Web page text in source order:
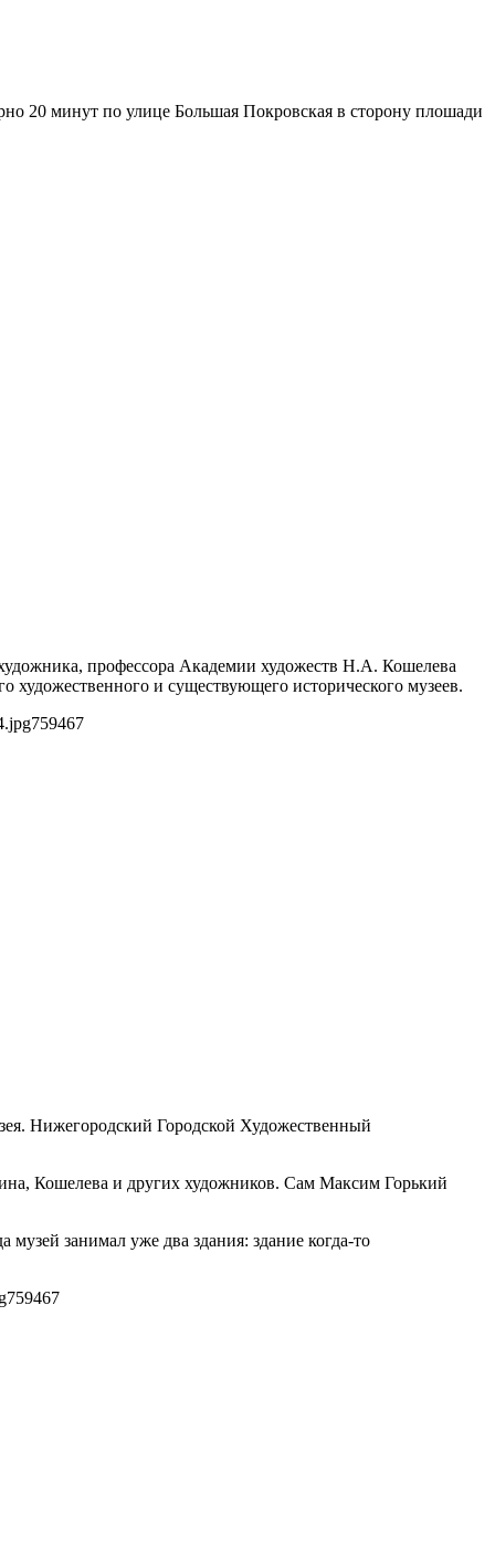
20 минут по улице Большая Покровская в сторону плошади
профессора Академии художеств Н.А. Кошелева
и существующего исторического музеев.
759467
Нижегородский Городской Художественный
Кошелева и других художников. Сам Максим Горький
занимал уже два здания: здание когда-то
759467